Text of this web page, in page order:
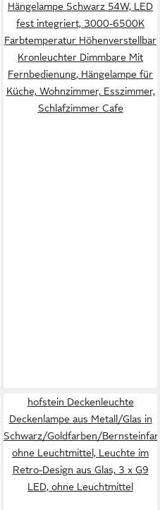
Hängelampe Schwarz 54W, LED
fest integriert, 3000-6500K
Farbtemperatur Höhenverstellbar
Kronleuchter Dimmbare Mit
Fernbedienung, Hängelampe für
Küche, Wohnzimmer, Esszimmer,
Schlafzimmer Cafe
hofstein Deckenleuchte
Deckenlampe aus Metall/Glas in
Schwarz/Goldfarben/
ohne Leuchtmittel, Leuchte im
Retro-Design aus Glas, 3 x G9
LED, ohne Leuchtmittel